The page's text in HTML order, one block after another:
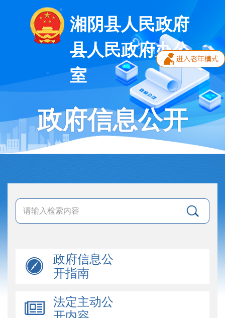
湘阴县人民政府
县人民政府办公
室
政府信息公开
政府信息公
开指南
法定主动公